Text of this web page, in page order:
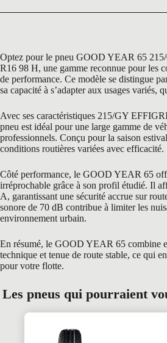
Optez pour le pneu GOOD YEAR 65
R16 98 H, une gamme reconnue pour les
de performance. Ce modèle se distingue
sa capacité à s’adapter aux usages variés,
Avec ses caractéristiques 215/GY
pneu est idéal pour une large gamme de
professionnels. Conçu pour la saison
conditions routières variées avec efficacité.
Côté performance, le GOOD YEAR 65
irréprochable grâce à son profil étudié. Il
A, garantissant une sécurité accrue sur
sonore de 70 dB contribue à limiter les
environnement urbain.
En résumé, le GOOD YEAR 65 combine
technique et tenue de route stable, ce qui
pour votre flotte.
Les pneus qui pourraient